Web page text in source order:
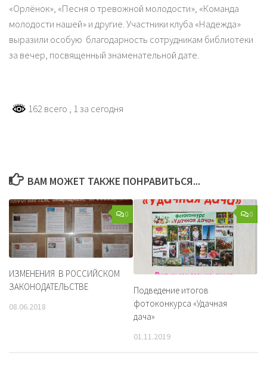
«Орлёнок», «Песня о тревожной молодости», «Команда
молодости нашей» и другие. Участники клуба «Надежда»
выразили особую благодарность сотрудникам библиотеки
за вечер, посвященный знаменательной дате.
162 всего , 1 за сегодня
ВАМ МОЖЕТ ТАКЖЕ ПОНРАВИТЬСЯ...
0
ИЗМЕНЕНИЯ В РОССИЙСКОМ
ЗАКОНОДАТЕЛЬСТВЕ
08.06.2018
0
Подведение итогов
фотоконкурса «Удачная
дача»
01.11.2019